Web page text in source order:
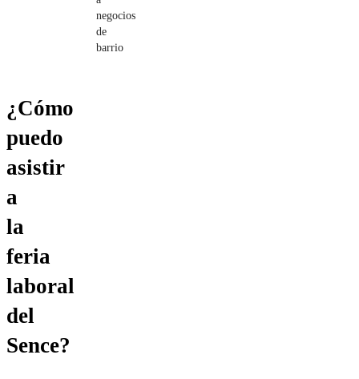
negocios
de
barrio
¿Cómo
puedo
asistir
a
la
feria
laboral
del
Sence?